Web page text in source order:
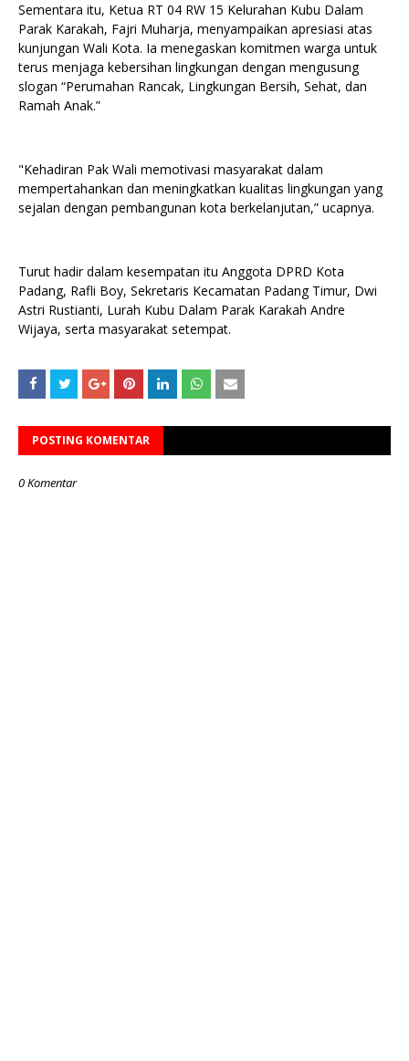
Sementara itu, Ketua RT 04 RW 15 Kelurahan Kubu Dalam
Parak Karakah, Fajri Muharja, menyampaikan apresiasi atas
kunjungan Wali Kota. Ia menegaskan komitmen warga untuk
terus menjaga kebersihan lingkungan dengan mengusung
slogan “Perumahan Rancak, Lingkungan Bersih, Sehat, dan
Ramah Anak.”
"Kehadiran Pak Wali memotivasi masyarakat dalam
mempertahankan dan meningkatkan kualitas lingkungan yang
sejalan dengan pembangunan kota berkelanjutan,” ucapnya.
Turut hadir dalam kesempatan itu Anggota DPRD Kota
Padang, Rafli Boy, Sekretaris Kecamatan Padang Timur, Dwi
Astri Rustianti, Lurah Kubu Dalam Parak Karakah Andre
Wijaya, serta masyarakat setempat.
POSTING KOMENTAR
0 Komentar